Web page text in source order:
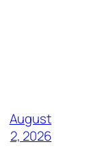
August
2, 2026